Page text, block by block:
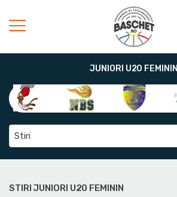
JUNIORI U20 FEMININ
Stiri
STIRI JUNIORI U20 FEMININ